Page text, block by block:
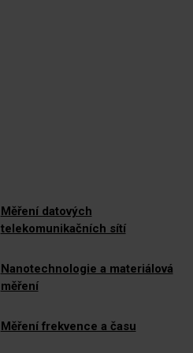
Měření datových
telekomunikačních sítí
Nanotechnologie a materiálová
měření
Měření frekvence a času